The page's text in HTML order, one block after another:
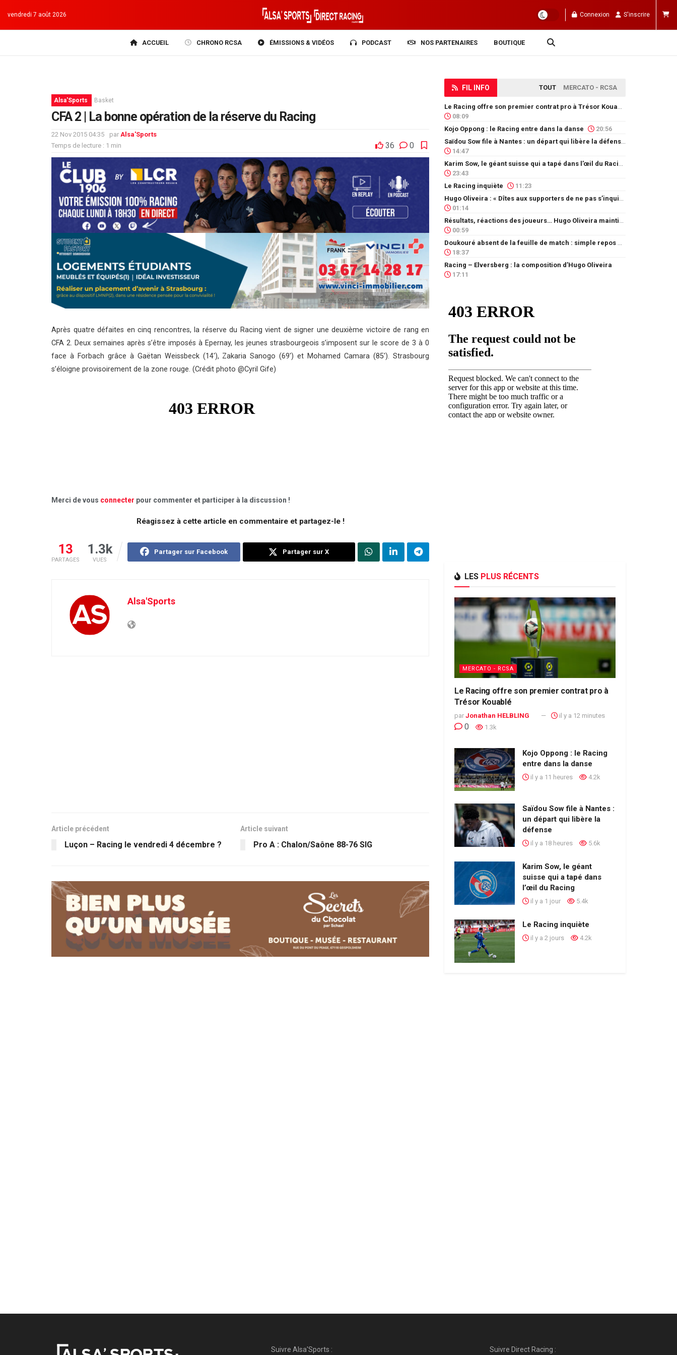
vendredi 7 août 2026 Connexion S'inscrire
ACCUEIL CHRONO RCSA ÉMISSIONS & VIDÉOS PODCAST NOS PARTENAIRES BOUTIQUE
Alsa'Sports Basket
CFA 2 | La bonne opération de la réserve du Racing
22 Nov 2015 04:35 par Alsa'Sports
Temps de lecture : 1 min
36 0
Après quatre défaites en cinq rencontres, la réserve du Racing vient de signer une deuxième victoire de rang en
CFA 2. Deux semaines après s’être imposés à Epernay, les jeunes strasbourgeois s’imposent sur le score de 3 à 0
face à Forbach grâce à Gaëtan Weissbeck (14′), Zakaria Sanogo (69′) et Mohamed Camara (85′). Strasbourg
s’éloigne provisoirement de la zone rouge. (Crédit photo @Cyril Gife)
Merci de vous connecter pour commenter et participer à la discussion !
Réagissez à cette article en commentaire et partagez-le !
13
PARTAGES
1.3k
VUES
Partager sur Facebook Partager sur X
Alsa'Sports
Article précédent
Luçon – Racing le vendredi 4 décembre ?
Article suivant
Pro A : Chalon/Saône 88-76 SIG
FIL INFO TOUT MERCATO - RCSA
08:09
Kojo Oppong : le Racing entre dans la danse
20:56
14:47
23:43
Le Racing inquiète
11:23
01:14
00:59
18:37
Racing – Elversberg : la composition d’Hugo Oliveira
17:11
LES PLUS RÉCENTS
MERCATO - RCSA
Le Racing offre son premier contrat pro à
Trésor Kouablé
par Jonathan HELBLING il y a 12 minutes
0 1.3k
Kojo Oppong : le Racing
entre dans la danse
il y a 11 heures 4.2k
Saïdou Sow file à Nantes :
un départ qui libère la
défense
il y a 18 heures 5.6k
Karim Sow, le géant
suisse qui a tapé dans
l’œil du Racing
il y a 1 jour 5.4k
Le Racing inquiète
il y a 2 jours 4.2k
Suivre Alsa'Sports : Suivre Direct Racing :